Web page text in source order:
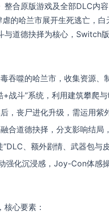
整合原版游戏及全部DLC
虐的哈兰市展开生死逃亡，
与道德抉择为核心，Switch
吞噬的哈兰市，收集资源、
+战斗”系统，利用建筑攀爬与
，丧尸进化升级，需运用紫
合道德抉择，分支影响结局
、额外剧情、武器包与
强化沉浸感，Joy-Con体感
心要素：